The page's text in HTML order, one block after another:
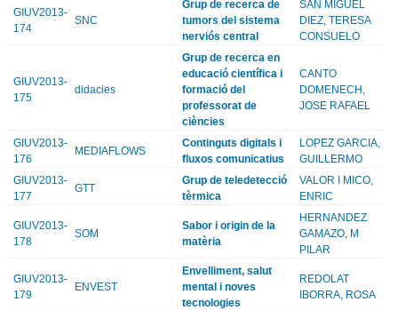
GIUV2013-
174
SNC
Grup de recerca de
tumors del sistema
nerviós central
SAN MIGUEL
DIEZ, TERESA
CONSUELO
GIUV2013-
175
didacies
Grup de recerca en
educació científica i
formació del
professorat de
ciències
CANTO
DOMENECH,
JOSE RAFAEL
GIUV2013-
176
MEDIAFLOWS
Continguts digitals i
fluxos comunicatius
LOPEZ GARCIA,
GUILLERMO
GIUV2013-
177
GTT
Grup de teledetecció
tèrmica
VALOR I MICO,
ENRIC
GIUV2013-
178
SOM
Sabor i origin de la
matèria
HERNANDEZ
GAMAZO, M
PILAR
GIUV2013-
179
ENVEST
Envelliment, salut
mental i noves
tecnologies
REDOLAT
IBORRA, ROSA